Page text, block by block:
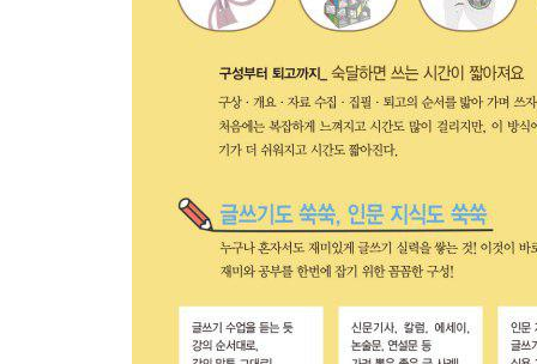
03 신문기사_ 신문의 꽃 ‘보도기사’ 쓰는 법
04 인터뷰기사_ 인터뷰 수행평가 척척!
05 연설문_ 청중과 교감하는 글쓰기의 끝
06 에세이_ 나의 경험과 생각에 집중할 것
07 자기소개서_ 누구에게 나를 알릴 것인가?
[잠깐] 독후감과 서평의 차이
[잠깐] 신문의 조상 ‘악타 디우르나’
[잠깐] 세계를 움직인 명연설가
참고 도서